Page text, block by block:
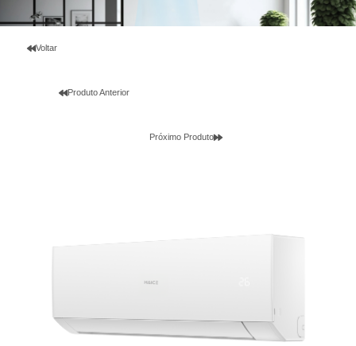
Voltar
Produto Anterior
Próximo Produto